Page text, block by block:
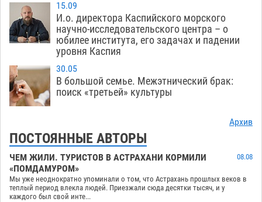
15.09
И.о. директора Каспийского морского
научно-исследовательского центра – о
юбилее института, его задачах и падении
уровня Каспия
30.05
В большой семье. Межэтнический брак:
поиск «третьей» культуры
Архив
ПОСТОЯННЫЕ АВТОРЫ
ЧЕМ ЖИЛИ. ТУРИСТОВ В АСТРАХАНИ КОРМИЛИ
«ПОМДАМУРОМ»
08.08
Мы уже неоднократно упоминали о том, что Астрахань прошлых веков в
теплый период влекла людей. Приезжали сюда десятки тысяч, и у
каждого был свой инте...